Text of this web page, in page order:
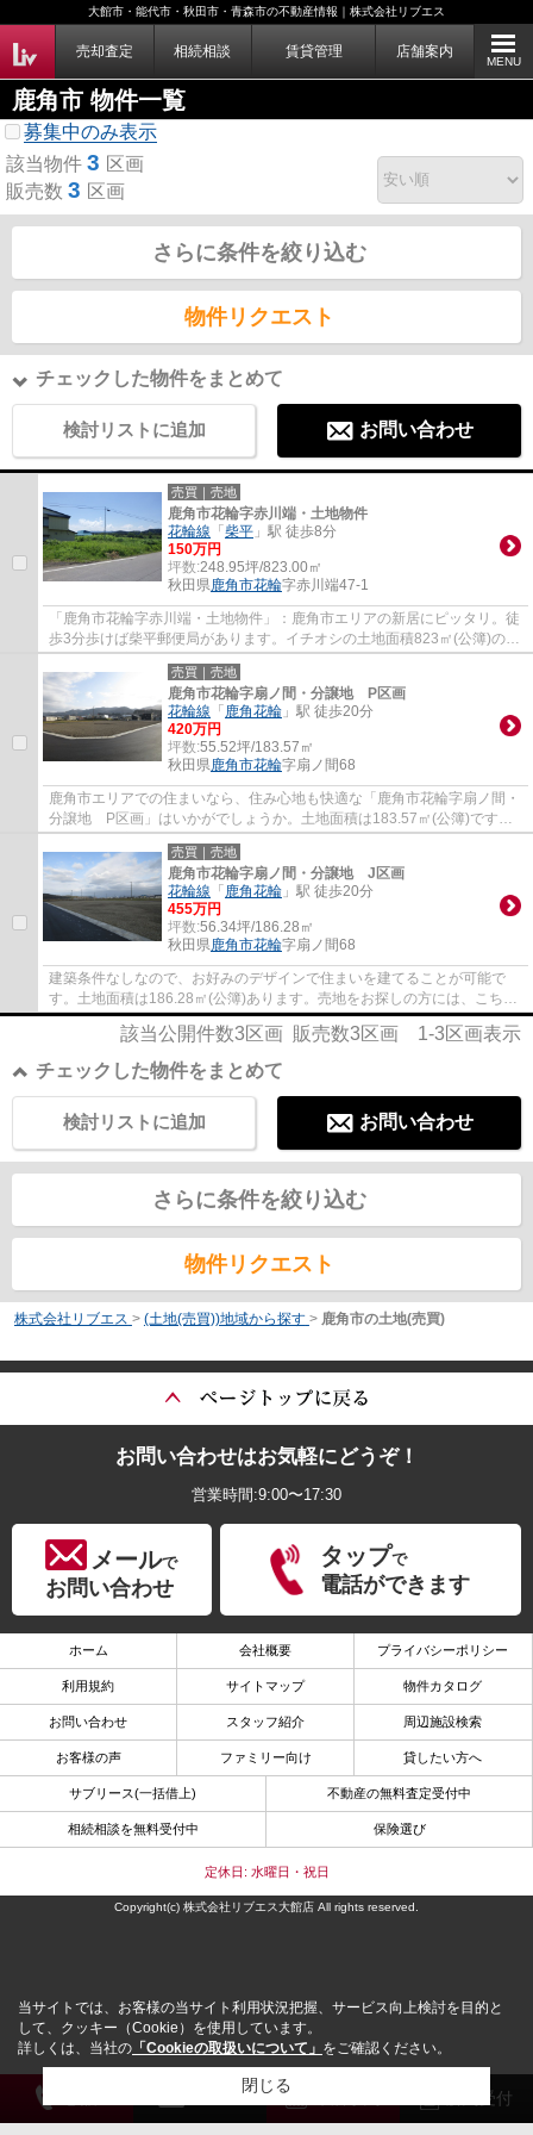
大館市・能代市・秋田市・青森市の不動産情報｜株式会社リブエス
売却査定 相続相談 賃貸管理 店舗案内
MENU
鹿角市 物件一覧
募集中のみ表示
該当物件 3 区画
販売数 3 区画
さらに条件を絞り込む
物件リクエスト
チェックした物件をまとめて
検討リストに追加 お問い合わせ
売買｜売地
鹿角市花輪字赤川端・土地物件
花輪線 「 柴平 」駅 徒歩8分
150万円
坪数:248.95坪/823.00㎡
秋田県鹿角市花輪字赤川端47-1
「鹿角市花輪字赤川端・土地物件」：鹿角市エリアの新居にピッタリ。徒
歩3分歩けば柴平郵便局があります。イチオシの土地面積823㎡(公簿)の土
地です。お客様のご要望に沿った花輪線柴...
売買｜売地
鹿角市花輪字扇ノ間・分譲地 P区画
花輪線 「 鹿角花輪 」駅 徒歩20分
420万円
坪数:55.52坪/183.57㎡
秋田県鹿角市花輪字扇ノ間68
鹿角市エリアでの住まいなら、住み心地も快適な「鹿角市花輪字扇ノ間・
分譲地 P区画」はいかがでしょうか。土地面積は183.57㎡(公簿)です。
こちらの住宅用地は周囲も環境も整っており...
売買｜売地
鹿角市花輪字扇ノ間・分譲地 J区画
花輪線 「 鹿角花輪 」駅 徒歩20分
455万円
坪数:56.34坪/186.28㎡
秋田県鹿角市花輪字扇ノ間68
建築条件なしなので、お好みのデザインで住まいを建てることが可能で
す。土地面積は186.28㎡(公簿)あります。売地をお探しの方には、こちら
の売地はいかがでしょうか。価格455万円でニ...
該当公開件数3区画 販売数3区画 1-3区画表示
チェックした物件をまとめて
お問い合わせ
検討リストに追加
さらに条件を絞り込む
物件リクエスト
株式会社リブエス > (土地(売買))地域から探す > 鹿角市の土地(売買)
解約受付
お問い合わせはお気軽にどうぞ！
営業時間:9:00〜17:30
メールで
お問い合わせ
タップで
電話ができます
ホーム 会社概要 プライバシーポリシー
利用規約 サイトマップ 物件カタログ
お問い合わせ スタッフ紹介 周辺施設検索
お客様の声 ファミリー向け 貸したい方へ
サブリース(一括借上) 不動産の無料査定受付中
相続相談を無料受付中 保険選び
定休日: 水曜日・祝日
Copyright(c) 株式会社リブエス大館店 All rights reserved.
当サイトでは、お客様の当サイト利用状況把握、サービス向上検討を目的と
して、クッキー（Cookie）を使用しています。
詳しくは、当社の 「Cookieの取扱いについて」 をご確認ください。
閉じる